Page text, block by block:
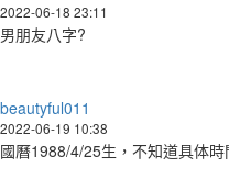
2022-06-18 23:11
男朋友八字?
beautyful011
2022-06-19 10:38
國曆1988/4/25生，不知道具体時